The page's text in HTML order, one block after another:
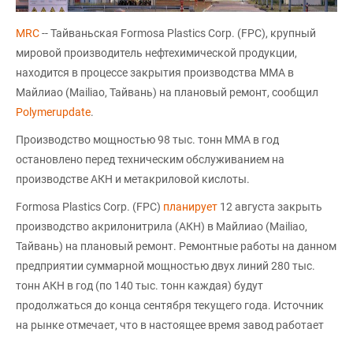
MRC-- Тайваньская Formosa Plastics Corp. (FPC), крупный
мировой производитель нефтехимической продукции,
находится в процессе закрытия производства ММА в
Майлиао (Mailiao, Тайвань) на плановый ремонт, сообщил
Polymerupdate.
Производство мощностью 98 тыс. тонн MMA в год
остановлено перед техническим обслуживанием на
производстве АКН и метакриловой кислоты.
Formosa Plastics Corp. (FPC) планирует 12 августа закрыть
производство акрилонитрила (АКН) в Майлиао (Mailiao,
Тайвань) на плановый ремонт. Ремонтные работы на данном
предприятии суммарной мощностью двух линий 280 тыс.
тонн АКН в год (по 140 тыс. тонн каждая) будут
продолжаться до конца сентября текущего года. Источник
на рынке отмечает, что в настоящее время завод работает